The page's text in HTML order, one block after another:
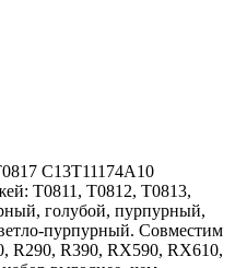
C13T11174A10
Т0811, Т0812, Т0813,
голубой, пурпурный,
пурпурный. Совместим
R290, R390, RX590, RX610,